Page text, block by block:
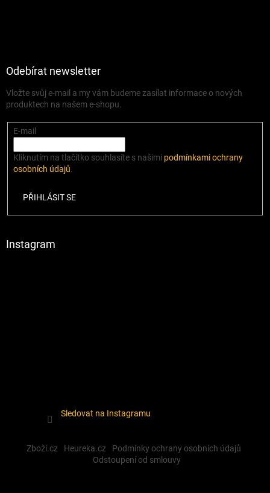
Odebírat newsletter
Vložte svůj e-mail a my vám budeme zasílat informace o nových
produktech na našem e-shopu.
E-mail
Kliknutím na tlačítko souhlasíte s našimi podmínkami ochrany
osobních údajů.
PŘIHLÁSIT SE
Instagram
Sledovat na Instagramu
Zboží.cz Heureka.cz
Podmínky ochrany osobních údajů
Odstoupení od smlouvy